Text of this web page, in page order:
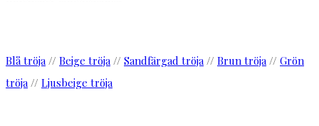
Blå tröja// Beige tröja// Sandfärgad tröja// Brun tröja// Grön
tröja// Ljusbeige tröja